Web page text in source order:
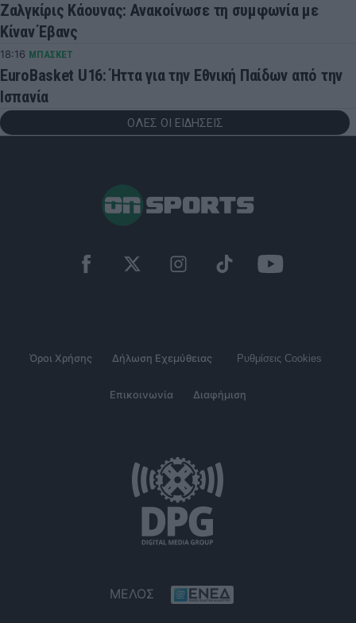
Ζαλγκίρις Κάουνας: Ανακοίνωσε τη συμφωνία με
Κίναν Έβανς
18:16 ΜΠΑΣΚΕΤ
EuroBasket U16: Ήττα για την Εθνική Παίδων από την
Ισπανία
ΟΛΕΣ ΟΙ ΕΙΔΗΣΕΙΣ
Όροι Χρήσης Δήλωση Εχεμύθειας Ρυθμίσεις Cookies
Επικοινωνία Διαφήμιση
ΜΕΛΟΣ